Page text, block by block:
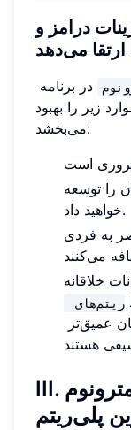
درامز و
می‌دهد
در برنامه
زیر را بهبود
می‌بخشد:
را توسعه
خواهید داد.
به فردی
خلاقانه
ریتم‌های
عمیق‌تر
III. ابزار ضروری شما: تنظیم مترونوم
پلی‌ریتم